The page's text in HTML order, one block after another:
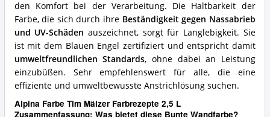
den Komfort bei der Verarbeitung. Die Haltbarkeit der
Farbe, die sich durch ihre Beständigkeit gegen Nassabrieb
und UV-Schäden auszeichnet, sorgt für Langlebigkeit. Sie
ist mit dem Blauen Engel zertifiziert und entspricht damit
umweltfreundlichen Standards, ohne dabei an Leistung
einzubüßen. Sehr empfehlenswert für alle, die eine
effiziente und umweltbewusste Anstrichlösung suchen.
Alpina Farbe Tim Mälzer Farbrezepte 2,5 L
Zusammenfassung: Was bietet diese Bunte Wandfarbe?